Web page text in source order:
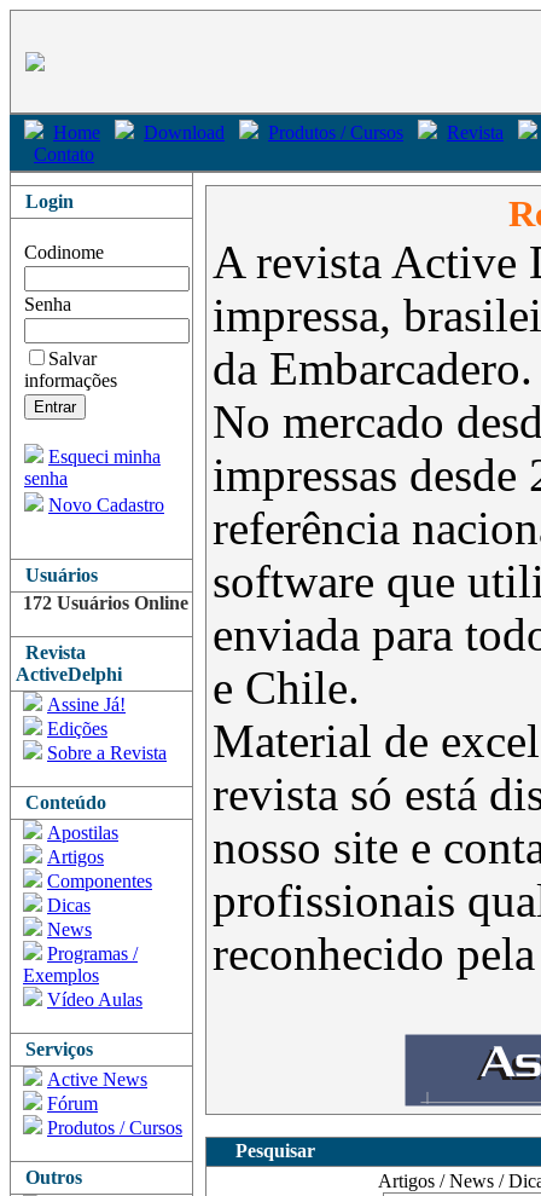
Home Download Produtos / Cursos
Revista
Contato
Login
Codinome
Senha
Salvar
informações
Esqueci minha
senha
Novo Cadastro
Usuários
172 Usuários Online
Revista
ActiveDelphi
Assine Já!
Edições
Sobre a Revista
Conteúdo
Apostilas
Artigos
Componentes
Dicas
News
Programas /
Exemplos
Vídeo Aulas
Serviços
Active News
Fórum
Produtos / Cursos
Outros
A revista Active
impressa,
da Embarcadero.
No mercado
impressas
referência
software que
enviada para
e Chile.
Material de
revista só está
nosso site e
profissionais
reconhecido
Pesquisar
Artigos / News /